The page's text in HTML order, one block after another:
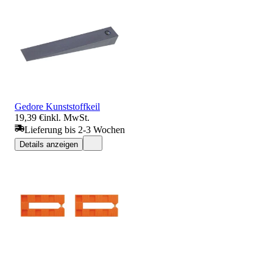
Gedore Kunststoffkeil
19,39 €inkl. MwSt.
Lieferung bis 2-3 Wochen
Details anzeigen